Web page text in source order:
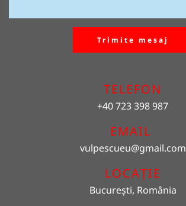
Trimite mesaj
TELEFON
+40 723 398 987
EMAIL
vulpescueu@gmail.com
LOCAȚIE
București, România